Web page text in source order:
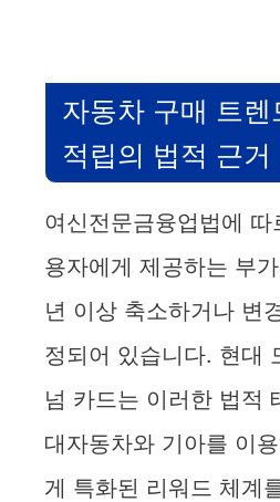
자동차 구매 트렌
적립의 법적 근거
여신전문금융업법에 따
용자에게 제공하는 부
년 이상 축소하거나 변
정되어 있습니다. 현대
넘 카드는 이러한 법적
대자동차와 기아를 이
게 특화된 리워드 체계